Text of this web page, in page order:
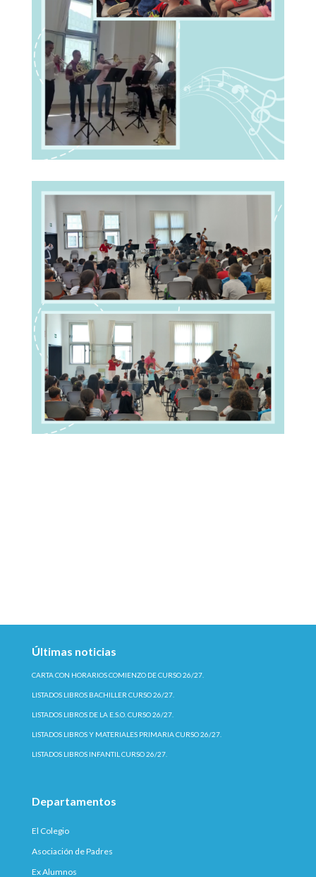
Últimas noticias
CARTA CON HORARIOS COMIENZO DE CURSO 26/27.
LISTADOS LIBROS BACHILLER CURSO 26/27.
LISTADOS LIBROS DE LA E.S.O. CURSO 26/27.
LISTADOS LIBROS Y MATERIALES PRIMARIA CURSO 26/27.
LISTADOS LIBROS INFANTIL CURSO 26/27.
Departamentos
El Colegio
Asociación de Padres
Ex Alumnos